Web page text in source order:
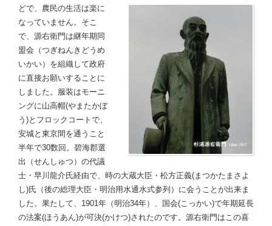
どで、農 民の生活は楽に
なっていません。そこ
で、源右衛門は継年期同
盟会（つぎねんきどうめ
いかい）を組織して政府
に直接お願いすることに
しました。服装はモーニ
ングに山高帽(やまたかぼ
う)とフロックコートで、
安城と東京間を通うこと
半年で30数回。碧海郡選
出（せんしゅつ）の代議
士・早川龍介氏経由で、時の大蔵大臣・松方正義(まつかたまさよ
し)氏（後の総理大臣・明治用水通水式参列）に会うことが出来ま
した。果たして、1901年（明治34年）、国会(こっかい)で年期延長
の法案(ほうあん)が可決(かけつ)されたのです。源右衛門はこの喜